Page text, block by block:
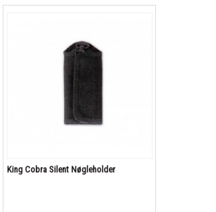
King Cobra Silent Nøgleholder